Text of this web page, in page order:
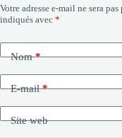
Votre adresse e-mail ne sera
indiqués avec *
Nom*
E-mail*
Site web